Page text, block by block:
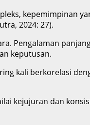
kepemimpinan
2024: 27).
Pengalaman
keputusan.
kali berkorelasi
kejujuran dan